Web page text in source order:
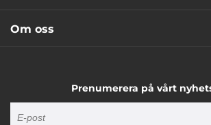
Om oss
Prenumerera på vårt